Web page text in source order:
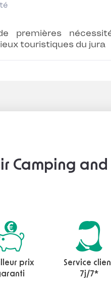
premières
touristiques du jura
Camping and
prix
Service
7j/7*